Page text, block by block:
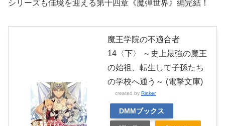
シリーズも佳境を迎える第十四章《魔弾世界》編完結！
魔王学院の不適合者
14〈下〉 ～史上最強の魔王
の始祖、転生して子孫たち
の学校へ通う～ (電撃文庫)
created by Rinker
DMMブックス